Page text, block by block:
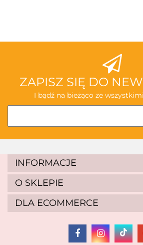
ABAKUS
AKSJOMAT
ALBIS
ZAPISZ SIĘ DO
I bądź na bieżąco ze
INFORMACJE
O SKLEPIE
DLA ECOMMERCE